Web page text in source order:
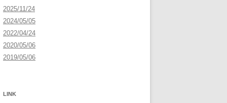
2025/11/24
2024/05/05
2022/04/24
2020/05/06
2019/05/06
LINK